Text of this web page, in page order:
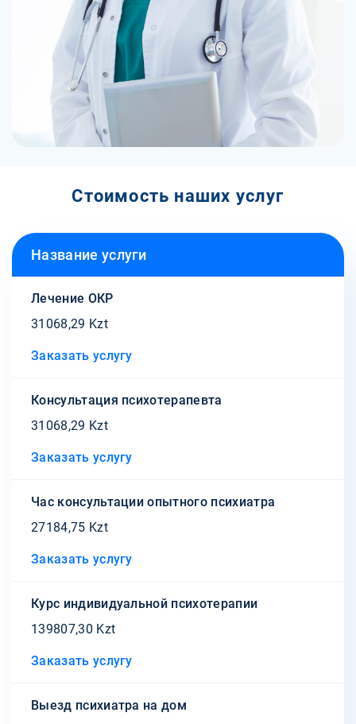
Стоимость наших услуг
Название услуги
Лечение ОКР
31068,29 Kzt
Заказать услугу
Консультация психотерапевта
31068,29 Kzt
Заказать услугу
Час консультации опытного психиатра
27184,75 Kzt
Заказать услугу
Курс индивидуальной психотерапии
139807,30 Kzt
Заказать услугу
Выезд психиатра на дом